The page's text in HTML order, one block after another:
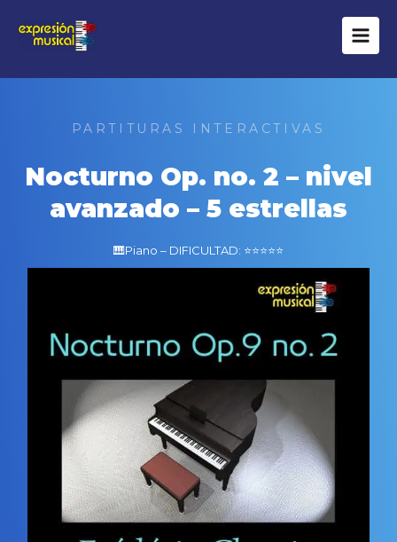
PARTITURAS INTERACTIVAS
Nocturno Op. no. 2 – nivel
avanzado – 5 estrellas
🎹Piano – DIFICULTAD: ⭐⭐⭐⭐⭐